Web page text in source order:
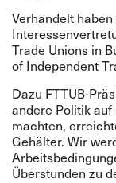
Verhandelt
Trade Unions in
of Independent
Dazu FTTUB-
andere Politik
machten,
Gehälter. Wir
Überstunden zu